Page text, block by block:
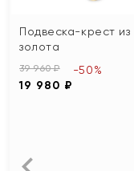
Подвеска-крест из
золота
39 960 ₽
19 980 ₽
-50%